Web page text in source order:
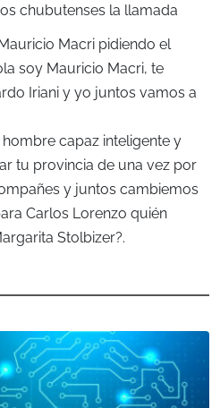
chubutenses la llamada
Macri pidiendo el
soy Mauricio Macri, te
Iriani y yo juntos vamos a
hombre capaz inteligente y
tu provincia de una vez por
y juntos cambiemos
Carlos Lorenzo quién
Stolbizer?.